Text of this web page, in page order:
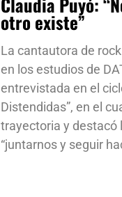
otro existe”
La cantautora de
en los estudios de
entrevistada en el
Distendidas”, en el
trayectoria y destacó
“juntarnos y seguir